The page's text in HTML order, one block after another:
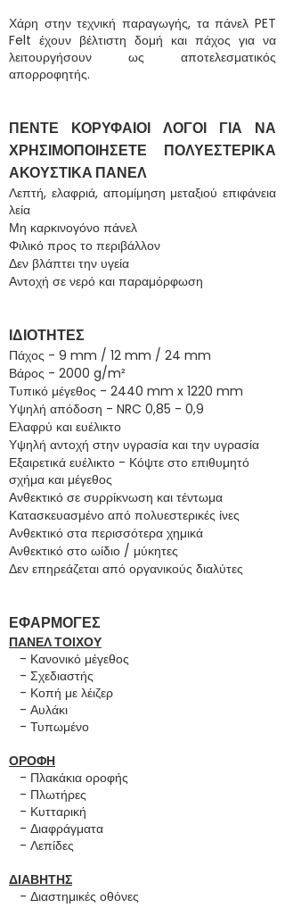
Χάρη στην τεχνική παραγωγής, τα πάνελ PET
Felt έχουν βέλτιστη δομή και πάχος για να
λειτουργήσουν ως αποτελεσματικός
απορροφητής.
ΠΕΝΤΕ ΚΟΡΥΦΑΙΟΙ ΛΟΓΟΙ ΓΙΑ ΝΑ
ΧΡΗΣΙΜΟΠΟΙΗΣΕΤΕ ΠΟΛΥΕΣΤΕΡΙΚΑ
ΑΚΟΥΣΤΙΚΑ ΠΑΝΕΛ
Λεπτή, ελαφριά, απομίμηση μεταξιού επιφάνεια
λεία
Μη καρκινογόνο πάνελ
Φιλικό προς το περιβάλλον
Δεν βλάπτει την υγεία
Αντοχή σε νερό και παραμόρφωση
ΙΔΙΟΤΗΤΕΣ
Πάχος - 9 mm / 12 mm / 24 mm
Βάρος - 2000 g/m²
Τυπικό μέγεθος - 2440 mm x 1220 mm
Υψηλή απόδοση - NRC 0,85 - 0,9
Ελαφρύ και ευέλικτο
Υψηλή αντοχή στην υγρασία και την υγρασία
Εξαιρετικά ευέλικτο - Κόψτε στο επιθυμητό
σχήμα και μέγεθος
Ανθεκτικό σε συρρίκνωση και τέντωμα
Κατασκευασμένο από πολυεστερικές ίνες
Ανθεκτικό στα περισσότερα χημικά
Ανθεκτικό στο ωίδιο / μύκητες
Δεν επηρεάζεται από οργανικούς διαλύτες
ΕΦΑΡΜΟΓΕΣ
ΠΑΝΕΛ ΤΟΙΧΟΥ
- Κανονικό μέγεθος
- Σχεδιαστής
- Κοπή με λέιζερ
- Αυλάκι
- Τυπωμένο
ΟΡΟΦΗ
- Πλακάκια οροφής
- Πλωτήρες
- Κυτταρική
- Διαφράγματα
- Λεπίδες
ΔΙΑΒΗΤΗΣ
- Διαστημικές οθόνες